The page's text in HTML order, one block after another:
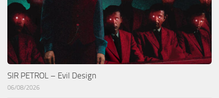
SIR PETROL – Evil Design
06/08/2026